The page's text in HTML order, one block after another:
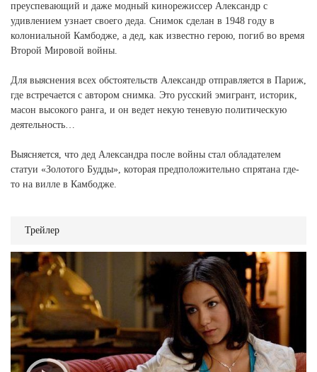
преуспевающий и даже модный кинорежиссер Александр с
удивлением узнает своего деда. Снимок сделан в 1948 году в
колониальной Камбодже, а дед, как известно герою, погиб во время
Второй Мировой войны.
Для выяснения всех обстоятельств Александр отправляется в Париж,
где встречается с автором снимка. Это русский эмигрант, историк,
масон высокого ранга, и он ведет некую теневую политическую
деятельность…
Выясняется, что дед Александра после войны стал обладателем
статуи «Золотого Будды», которая предположительно спрятана где-
то на вилле в Камбодже.
Трейлер